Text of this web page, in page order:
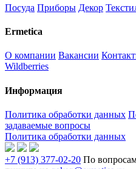
Посуда Приборы Декор
Ermetica
О компании Вакансии
Wildberries
Информация
Политика обработки данных
задаваемые вопросы
Политика обработки данных
+7 (913) 377-02-20 По